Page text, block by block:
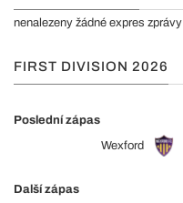
nenalezeny žádné expres zprávy
FIRST DIVISION 2026
Poslední zápas
Wexford
Další zápas